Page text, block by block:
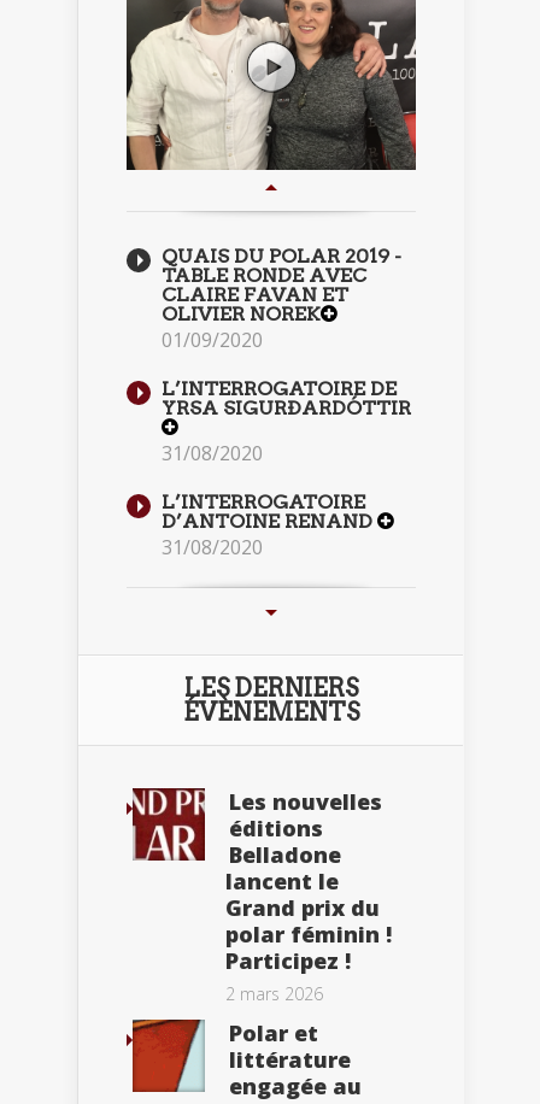
QUAIS DU POLAR 2019 -
TABLE RONDE AVEC
CLAIRE FAVAN ET
OLIVIER NOREK
01/09/2020
L’INTERROGATOIRE DE
YRSA SIGURÐARDÓTTIR
31/08/2020
L’INTERROGATOIRE
D’ANTOINE RENAND
31/08/2020
LES DERNIERS
ÉVÈNEMENTS
Les nouvelles
éditions
Belladone
lancent le
Grand prix du
polar féminin !
Participez !
2 mars 2026
Polar et
littérature
engagée au